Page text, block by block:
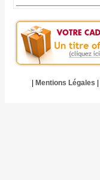
Mentions Légales